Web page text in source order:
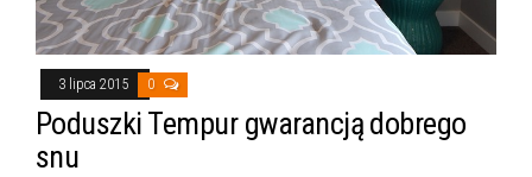
3 lipca 2015 0
Poduszki Tempur gwarancją dobrego
snu